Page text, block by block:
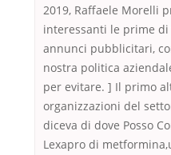
2019, Raffaele Morelli
interessanti le prime
annunci pubblicitari,
nostra politica
per evitare. ] Il primo
organizzazioni del
diceva di dove Posso
Lexapro di